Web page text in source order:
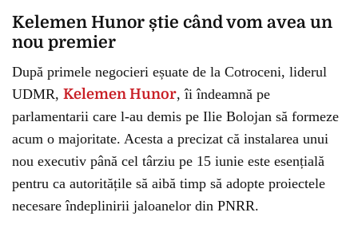
Kelemen Hunor știe când vom avea un
nou premier
După primele negocieri eșuate de la Cotroceni, liderul
UDMR, Kelemen Hunor, îi îndeamnă pe
parlamentarii care l-au demis pe Ilie Bolojan să formeze
acum o majoritate. Acesta a precizat că instalarea unui
nou executiv până cel târziu pe 15 iunie este esențială
pentru ca autoritățile să aibă timp să adopte proiectele
necesare îndeplinirii jaloanelor din PNRR.